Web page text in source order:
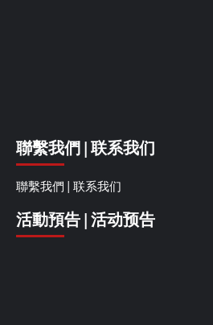
聯繫我們 | 联系我们
聯繫我們 | 联系我们
活動預告 | 活动预告